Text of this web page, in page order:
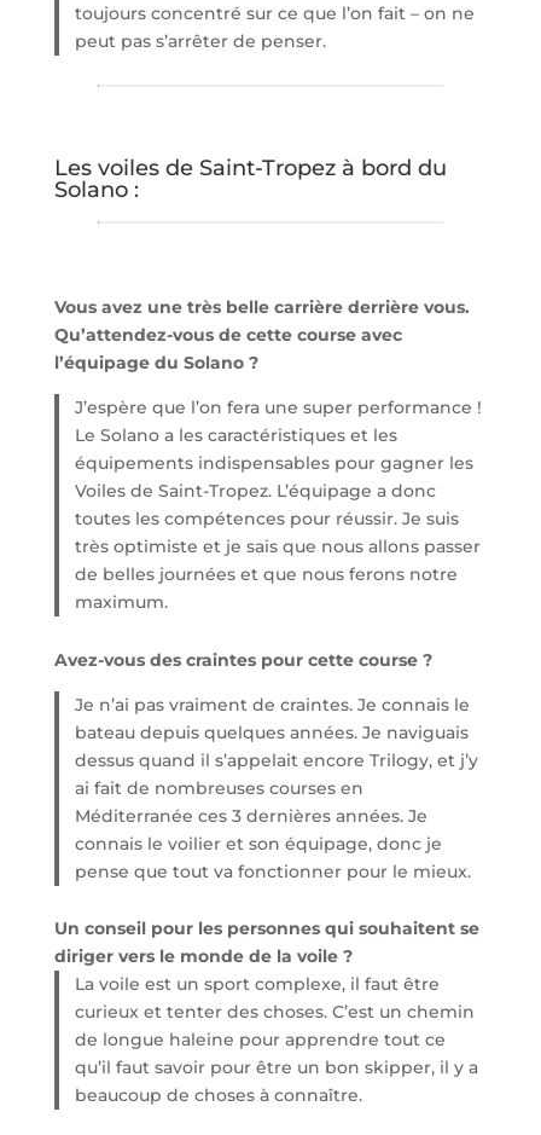
toujours concentré sur ce que l’on fait – on ne
peut pas s’arrêter de penser.
Les voiles de Saint-Tropez à bord du
Solano :
Vous avez une très belle carrière derrière vous.
Qu’attendez-vous de cette course avec
l’équipage du Solano ?
J’espère que l’on fera une super performance !
Le Solano a les caractéristiques et les
équipements indispensables pour gagner les
Voiles de Saint-Tropez. L’équipage a donc
toutes les compétences pour réussir. Je suis
très optimiste et je sais que nous allons passer
de belles journées et que nous ferons notre
maximum.
Avez-vous des craintes pour cette course ?
Je n’ai pas vraiment de craintes. Je connais le
bateau depuis quelques années. Je naviguais
dessus quand il s’appelait encore Trilogy, et j’y
ai fait de nombreuses courses en
Méditerranée ces 3 dernières années. Je
connais le voilier et son équipage, donc je
pense que tout va fonctionner pour le mieux.
Un conseil pour les personnes qui souhaitent se
diriger vers le monde de la voile ?
La voile est un sport complexe, il faut être
curieux et tenter des choses. C’est un chemin
de longue haleine pour apprendre tout ce
qu’il faut savoir pour être un bon skipper, il y a
beaucoup de choses à connaître.